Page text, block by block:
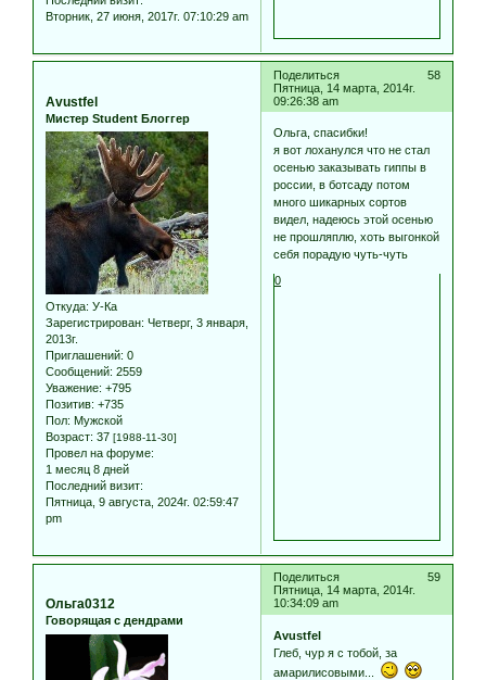
Вторник, 27 июня, 2017г. 07:10:29 am
Поделиться
58
Пятница, 14 марта, 2014г.
09:26:38 am
Avustfel
Мистер Student Блоггер
Откуда: У-Ка
Зарегистрирован: Четверг, 3 января,
2013г.
Приглашений: 0
Сообщений: 2559
Уважение: +795
Позитив: +735
Пол: Мужской
Возраст: 37 [1988-11-30]
Провел на форуме:
1 месяц 8 дней
Последний визит:
Пятница, 9 августа, 2024г. 02:59:47
pm
Ольга, спасибки!
я вот лоханулся что не стал
осенью заказывать гиппы в
россии, в ботсаду потом
много шикарных сортов
видел, надеюсь этой осенью
не прошляплю, хоть выгонкой
себя порадую чуть-чуть
0
Поделиться
59
Пятница, 14 марта, 2014г.
10:34:09 am
Ольга0312
Говорящая с дендрами
Avustfel
Глеб, чур я с тобой, за
амарилисовыми...